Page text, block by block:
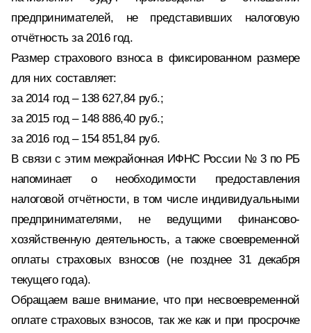
предпринимателей, не представивших налоговую
отчётность за 2016 год.
Размер страхового взноса в фиксированном размере
для них составляет:
за 2014 год – 138 627,84 руб.;
за 2015 год – 148 886,40 руб.;
за 2016 год – 154 851,84 руб.
В связи с этим межрайонная ИФНС России № 3 по РБ
напоминает о необходимости предоставления
налоговой отчётности, в том числе индивидуальными
предпринимателями, не ведущими финансово-
хозяйственную деятельность, а также своевременной
оплаты страховых взносов (не позднее 31 декабря
текущего года).
Обращаем ваше внимание, что при несвоевременной
оплате страховых взносов, так же как и при просрочке